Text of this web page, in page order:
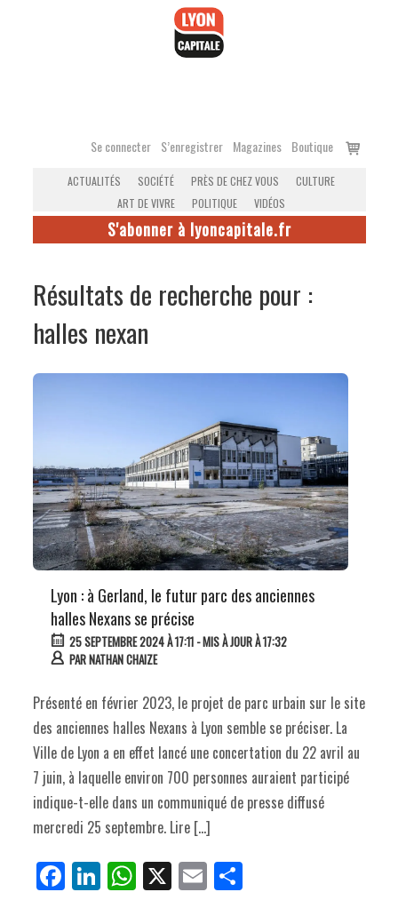
Se connecter S’enregistrer Magazines Boutique
Voir
ACTUALITÉS SOCIÉTÉ PRÈS DE CHEZ VOUS
CULTURE
ART DE VIVRE
POLITIQUE VIDÉOS
S'abonner à lyoncapitale.fr
Résultats de recherche pour :
halles nexan
Lyon : à Gerland, le futur parc des anciennes
halles Nexans se précise
25 SEPTEMBRE 2024 À 17:11- MIS À JOUR À 17:32
PARNATHAN CHAIZE
Présenté en février 2023, le projet de parc urbain sur le site
des anciennes halles Nexans à Lyon semble se préciser. La
Ville de Lyon a en effet lancé une concertation du 22 avril au
7 juin, à laquelle environ 700 personnes auraient participé
indique-t-elle dans un communiqué de presse diffusé
mercredi 25 septembre. Lire […]
Fa Li W X E Pa